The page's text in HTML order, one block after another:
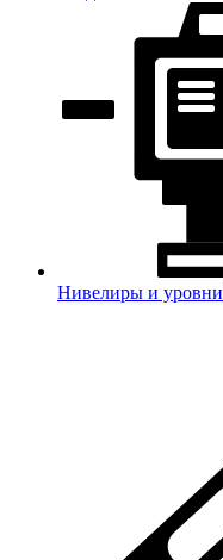
Нивелиры и уровни